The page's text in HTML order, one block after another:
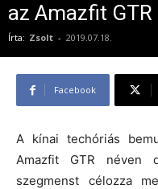
az Amazfit GTR
Írta: Zsolt - 2019.07.18.
Facebook
A kínai techóriás
Amazfit GTR néven
szegmenst célozza